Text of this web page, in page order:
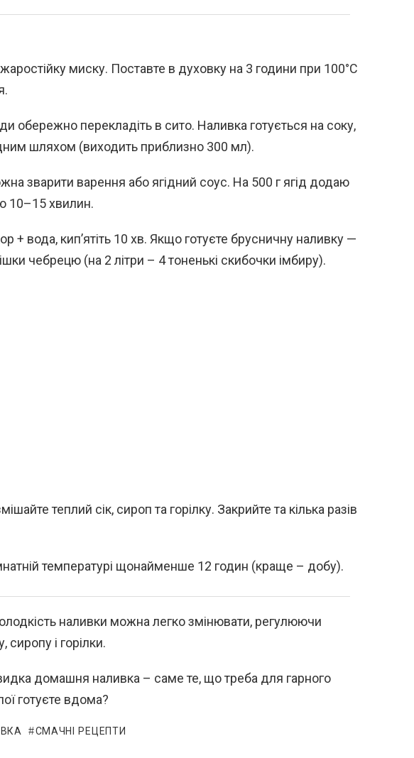
миску. Поставте в духовку на 3 години при 100°C
обережно перекладіть в сито. Наливка готується на соку,
шляхом (виходить приблизно 300 мл).
зварити варення або ягідний соус. На 500 г ягід додаю
10–15 хвилин.
+ вода, кип’ятіть 10 хв. Якщо готуєте брусничну наливку —
чебрецю (на 2 літри – 4 тоненькі скибочки імбиру).
теплий сік, сироп та горілку. Закрийте та кілька разів
температурі щонайменше 12 годин (краще – добу).
наливки можна легко змінювати, регулюючи
сиропу і горілки.
домашня наливка – саме те, що треба для гарного
готуєте вдома?
СМАЧНІ РЕЦЕПТИ